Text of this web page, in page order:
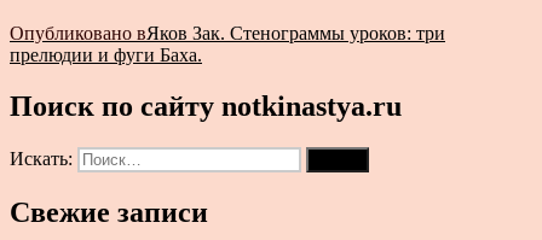
Опубликовано вЯков Зак. Стенограммы уроков: три
прелюдии и фуги Баха.
Поиск по сайту notkinastya.ru
Искать:
Свежие записи